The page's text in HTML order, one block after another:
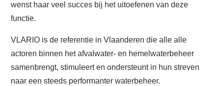
wenst haar veel succes bij het uitoefenen van deze
functie.
VLARIO is de referentie in Vlaanderen die alle alle
actoren binnen het afvalwater- en hemelwaterbeheer
samenbrengt, stimuleert en ondersteunt in hun streven
naar een steeds performanter waterbeheer.